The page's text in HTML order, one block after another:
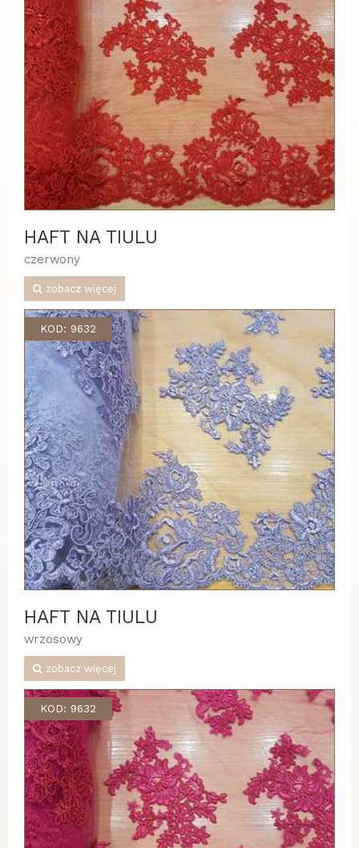
HAFT NA TIULU
czerwony
zobacz więcej
KOD: 9632
HAFT NA TIULU
wrzosowy
zobacz więcej
KOD: 9632